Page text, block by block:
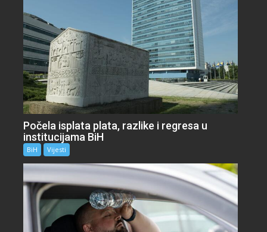
Počela isplata plata, razlike i regresa u
institucijama BiH
BiH Vijesti